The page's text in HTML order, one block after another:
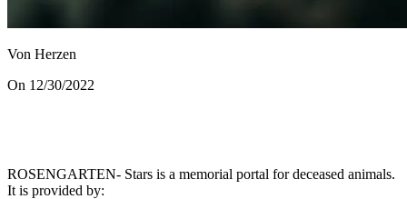
Von Herzen
On 12/30/2022
ROSENGARTEN- Stars is a memorial portal for deceased animals.
It is provided by: